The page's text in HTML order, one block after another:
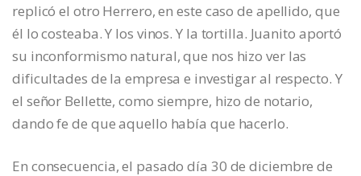
replicó el otro Herrero, en este caso de apellido, que
él lo costeaba. Y los vinos. Y la tortilla. Juanito aportó
su inconformismo natural, que nos hizo ver las
dificultades de la empresa e investigar al respecto. Y
el señor Bellette, como siempre, hizo de notario,
dando fe de que aquello había que hacerlo.
En consecuencia, el pasado día 30 de diciembre de